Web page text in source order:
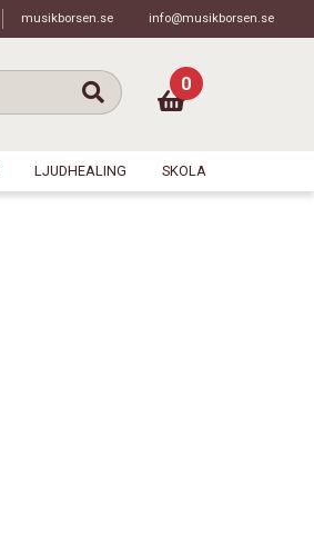
musikborsen.se info@musikborsen.se
0
LJUDHEALING SKOLA